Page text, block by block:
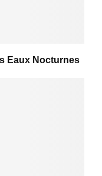
Eaux Nocturnes